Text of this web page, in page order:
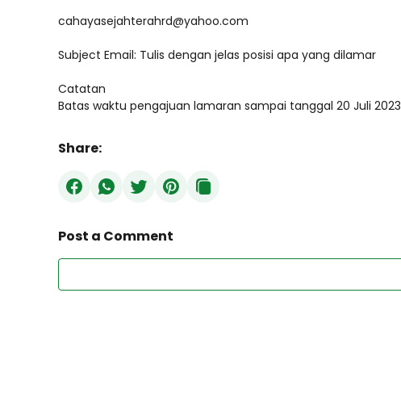
cahayasejahterahrd@yahoo.com
Subject Email: Tulis dengan jelas posisi apa yang dilamar
Catatan
Batas waktu pengajuan lamaran sampai tanggal 20 Juli 2023
Share:
Post a Comment